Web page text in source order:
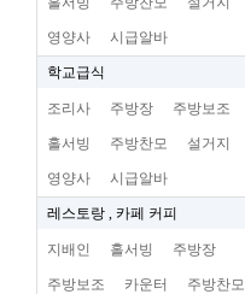
영양사 시급알바
학교급식
조리사 주방장 주방보조
홀서빙 주방찬모 설거지
영양사 시급알바
레스토랑 , 카페 커피
지배인 홀서빙 주방장
주방보조 카운터 주방찬모